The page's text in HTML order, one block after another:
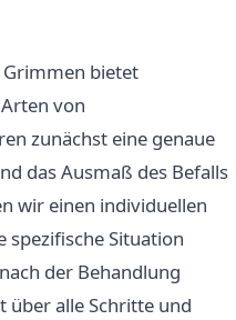
Grimmen bietet
von
zunächst eine genaue
das Ausmaß des Befalls
wir einen individuellen
Situation
der Behandlung
alle Schritte und